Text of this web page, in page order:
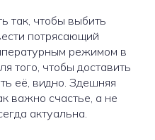
так, чтобы выбить
потрясающий
режимом в
того, чтобы доставить
её, видно. Здешняя
важно счастье, а не
актуальна.